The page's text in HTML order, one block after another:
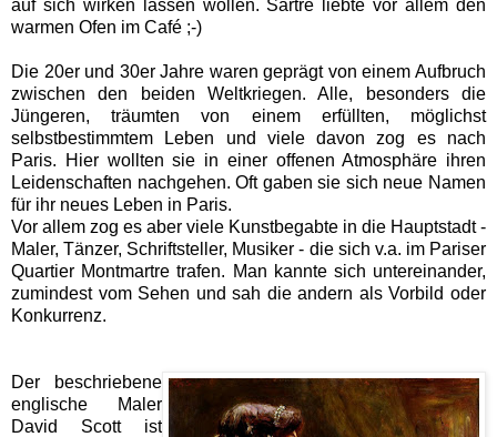
auf sich wirken lassen wollen. Sartre liebte vor allem den
warmen Ofen im Café ;-)
Die 20er und 30er Jahre waren geprägt von einem Aufbruch
zwischen den beiden Weltkriegen. Alle, besonders die
Jüngeren, träumten von einem erfüllten, möglichst
selbstbestimmtem Leben und viele davon zog es nach
Paris. Hier wollten sie in einer offenen Atmosphäre ihren
Leidenschaften nachgehen. Oft gaben sie sich neue Namen
für ihr neues Leben in Paris.
Vor allem zog es aber viele Kunstbegabte in die Hauptstadt -
Maler, Tänzer, Schriftsteller, Musiker - die sich v.a. im Pariser
Quartier Montmartre trafen. Man kannte sich untereinander,
zumindest vom Sehen und sah die andern als Vorbild oder
Konkurrenz.
Der beschriebene
englische Maler
David Scott ist